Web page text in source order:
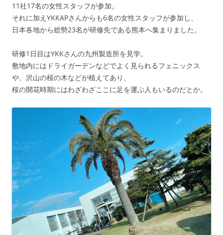
11社17名の女性スタッフが参加。
それに加えYKKAPさんからも6名の女性スタッフが参加し、
日本各地から総勢23名が研修先である熊本へ集まりました。
研修1日目はYKKさんの九州製造所を見学。
敷地内にはドライガーデンなどでよく見られるフェニックス
や、沢山の桜の木などが植えてあり、
桜の開花時期にはわざわざここに足を運ぶ人もいるのだとか。